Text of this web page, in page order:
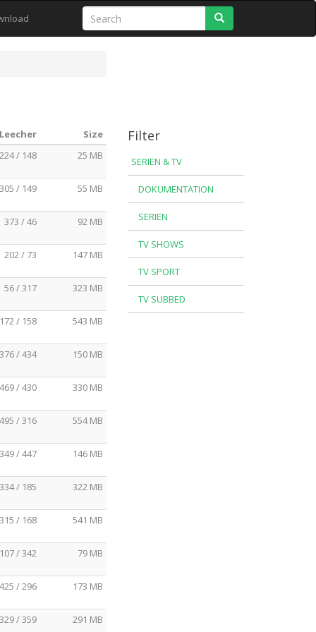
Size
224 / 148
25 MB
305 / 149 55 MB
373 / 46 92 MB
202 / 73 147 MB
56 / 317 323 MB
172 / 158 543 MB
376 / 434 150 MB
469 / 430 330 MB
495 / 316 554 MB
349 / 447 146 MB
334 / 185 322 MB
315 / 168 541 MB
107 / 342 79 MB
425 / 296 173 MB
329 / 359 291 MB
Filter
SERIEN & TV
DOKUMENTATION
SERIEN
TV SHOWS
TV SPORT
TV SUBBED